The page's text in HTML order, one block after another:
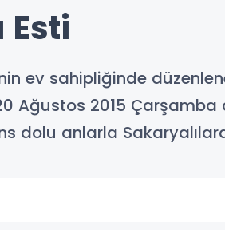
Esti
ev sahipliğinde
Ağustos 2015 Çarşamba
dolu anlarla